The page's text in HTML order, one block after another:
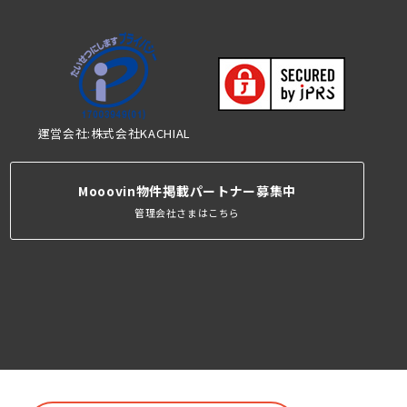
運営会社:株式会社KACHIAL
Mooovin物件掲載パートナー募集中
管理会社さまはこちら